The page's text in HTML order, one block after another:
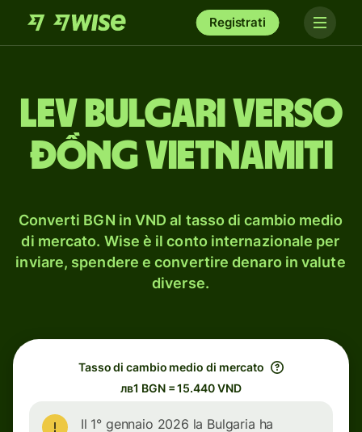
Registrati
lev bulgari verso
đồng vietnamiti
Converti BGN in VND al tasso di cambio medio
di mercato. Wise è il conto internazionale per
inviare, spendere e convertire denaro in valute
diverse.
Tasso di cambio medio di mercato
лв1 BGN = 15.440 VND
Il 1° gennaio 2026 la Bulgaria ha